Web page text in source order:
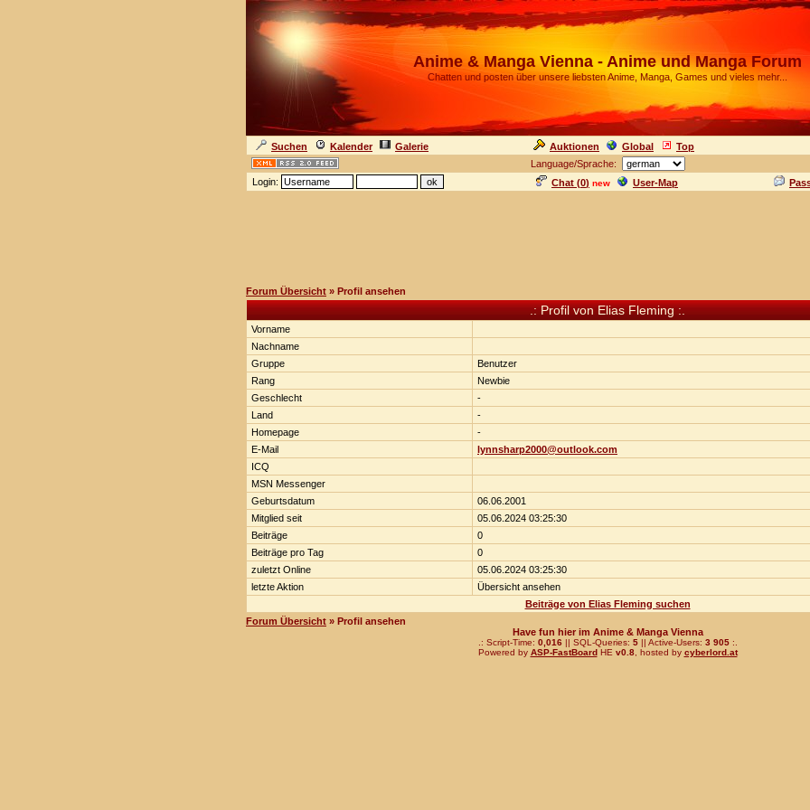
Anime & Manga Vienna - Anime und Manga Forum
Chatten und posten über unsere liebsten Anime, Manga, Games und vieles mehr...
Suchen Kalender Galerie Auktionen Global Top
Language/Sprache:
Login:
Chat (0) new User-Map
Forum Übersicht » Profil ansehen
.: Profil von Elias Fleming :.
Vorname
Nachname
Gruppe
Benutzer
Rang
Newbie
Geschlecht
-
Land
-
Homepage
-
E-Mail
lynnsharp2000@outlook.com
ICQ
MSN Messenger
Geburtsdatum
06.06.2001
Mitglied seit
05.06.2024 03:25:30
Beiträge
0
Beiträge pro Tag
0
zuletzt Online
05.06.2024 03:25:30
letzte Aktion
Übersicht ansehen
Beiträge von Elias Fleming suchen
Forum Übersicht » Profil ansehen
Have fun hier im Anime & Manga Vienna
.: Script-Time: 0,016|| SQL-Queries: 5|| Active-Users: 3 905:.
Powered by ASP-FastBoardHE v0.8, hosted by cyberlord.at